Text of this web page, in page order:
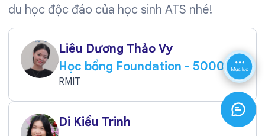
du học độc đáo của học sinh ATS nhé!
Liêu Dương Thảo Vy
Học bổng Foundation - 5000
AUD
RMIT
Di Kiều Trinh